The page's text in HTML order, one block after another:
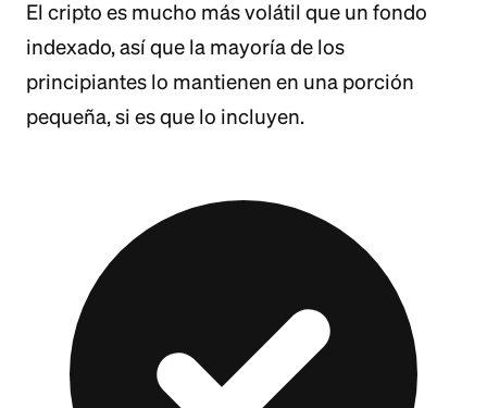
El cripto es mucho más volátil que un fondo
indexado, así que la mayoría de los
principiantes lo mantienen en una porción
pequeña, si es que lo incluyen.